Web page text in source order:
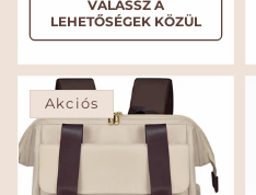
e
s
é
t
é
e
l
é
á
l
á
i
ó
s
á
r
VÁLASSZ A
LEHETŐSÉGEK KÖZÜL
Akciós